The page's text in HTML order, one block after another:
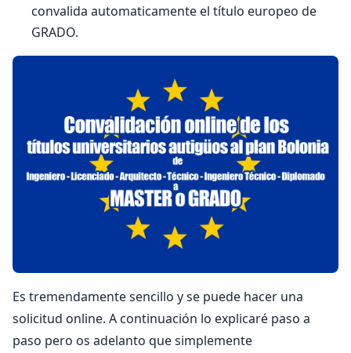
convalida automaticamente el título europeo de
GRADO.
Es tremendamente sencillo y se puede hacer una
solicitud online. A continuación lo explicaré paso a
paso pero os adelanto que simplemente